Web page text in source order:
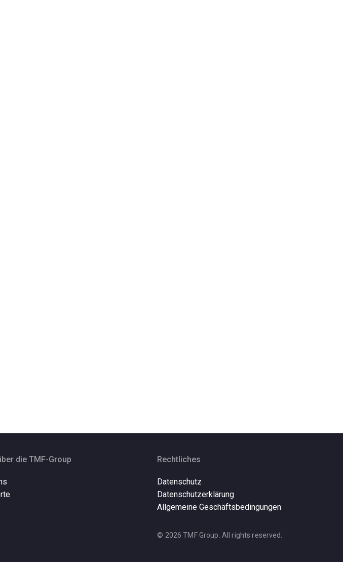
die TMF-Group Rechtliches
Datenschutz
Datenschutzerklärung
Allgemeine Geschäftsbedingungen
© 2026 TMF Group. All rights reserved.